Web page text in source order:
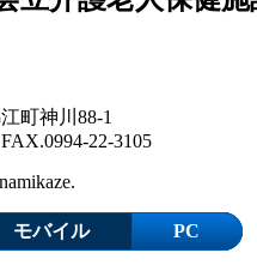
町神川88-1
22-3105
モバイル PC